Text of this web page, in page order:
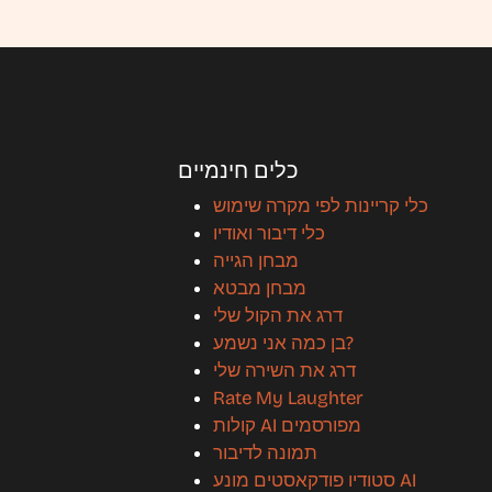
כלים חינמיים
כלי קריינות לפי מקרה שימוש
כלי דיבור ואודיו
מבחן הגייה
מבחן מבטא
דרג את הקול שלי
בן כמה אני נשמע?
דרג את השירה שלי
Rate My Laughter
קולות AI מפורסמים
תמונה לדיבור
סטודיו פודקאסטים מונע AI